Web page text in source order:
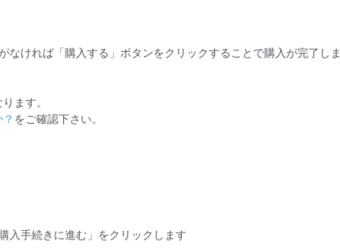
ければ「購入する」ボタンをクリックすることで購入が完了しま
ます。
をご確認下さい。
入手続きに進む」をクリックします